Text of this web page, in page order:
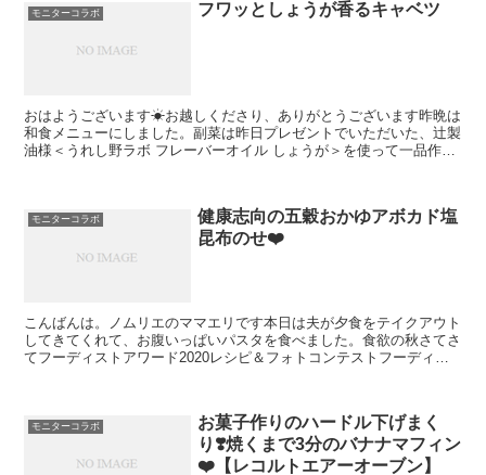
モニターコラボ フワッとしょうが香るキャベツ
おはようございます☀お越しくださり、ありがとうございます昨晩は
和食メニューにしました。副菜は昨日プレゼントでいただいた、辻製
油様＜うれし野ラボ フレーバーオイル しょうが＞を使って一品作り
モニターコラボ
健康志向の五穀おかゆアボカド塩
昆布のせ❤️
こんばんは。ノムリエのママエリです本日は夫が夕食をテイクアウト
してきてくれて、お腹いっぱいパスタを食べました。食欲の秋さてさ
てフーディストアワード2020レシピ＆フォトコンテストフーディス
モニターコラボ
お菓子作りのハードル下げまく
り❣️焼くまで3分のバナナマフィン
❤️【レコルトエアーオーブン】